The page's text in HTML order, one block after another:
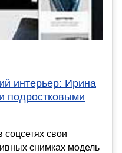
интерьер: Ирина
подростковыми
свои
снимках модель